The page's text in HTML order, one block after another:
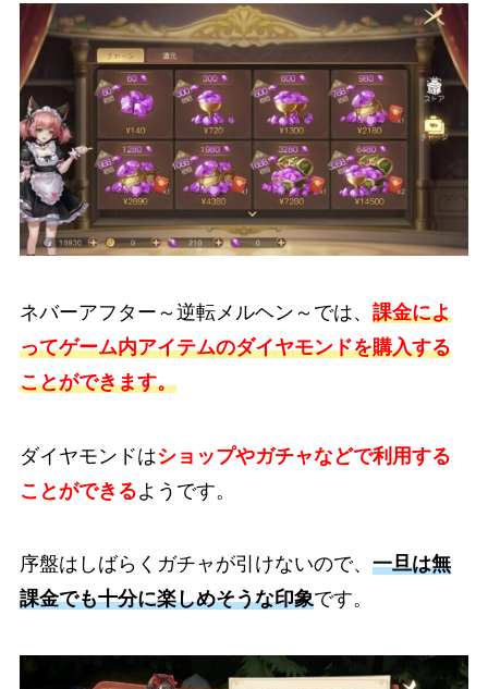
ネバーアフター～逆転メルヘン～では、 課金によ
ってゲーム内アイテムのダイヤモンドを購入する
ことができます。
ダイヤモンドはショップやガチャなどで利用する
ことができるようです。
序盤はしばらくガチャが引けないので、 一旦は無
課金でも十分に楽しめそうな印象です。